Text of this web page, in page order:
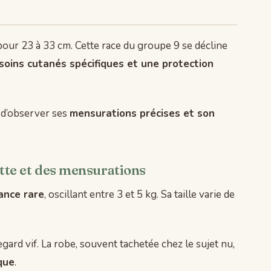
23 à 33 cm. Cette race du groupe 9 se décline
cutanés spécifiques et une protection
ses mensurations précises et son
et des mensurations
rare, oscillant entre 3 et 5 kg. Sa taille varie de
vif. La robe, souvent tachetée chez le sujet nu,
.